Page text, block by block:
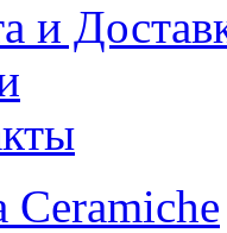
и
Ceramiche